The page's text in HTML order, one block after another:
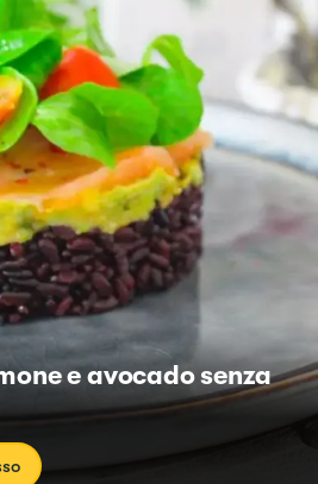
e avocado senza